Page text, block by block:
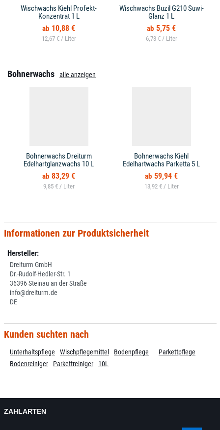
Wischwachs Kiehl Profekt-
Konzentrat 1 L
10,88 €
12,67 € /
Wischwachs Buzil G210 Suwi-
Glanz 1 L
5,75 €
6,73 € /
Bohnerwachs alle anzeigen
Bohnerwachs Dreiturm
Edelhartglanzwachs 10 L
83,29 €
9,85 € /
Bohnerwachs Kiehl
Edelhartwachs Parketta 5 L
59,94 €
13,92 € /
Informationen zur Produktsicherheit
Hersteller:
Dreiturm GmbH
Dr.-Rudolf-Hedler-Str. 1
36396 Steinau an der Straße
info@dreiturm.de
DE
Kunden suchten nach
Unterhaltspflege Wischpflegemittel Bodenpflege
Parkettpflege
Bodenreiniger
Parkettreiniger 10L
ZAHLARTEN